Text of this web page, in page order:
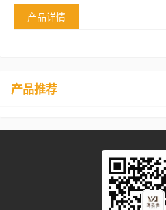
产品详情
产品推荐